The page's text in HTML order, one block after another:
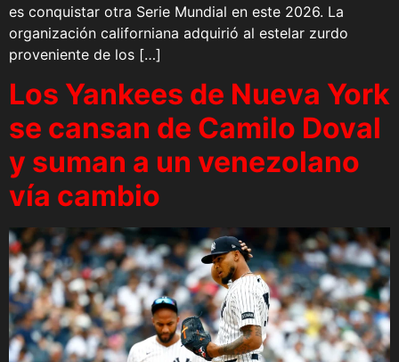
es conquistar otra Serie Mundial en este 2026. La
organización californiana adquirió al estelar zurdo
proveniente de los […]
Los Yankees de Nueva York
se cansan de Camilo Doval
y suman a un venezolano
vía cambio